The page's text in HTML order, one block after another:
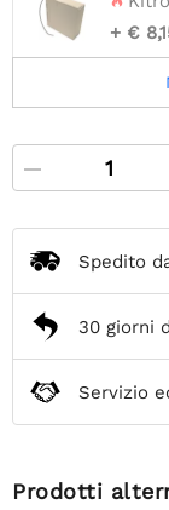
+ €
Spedito
30 giorni
Servizio
Prodotti